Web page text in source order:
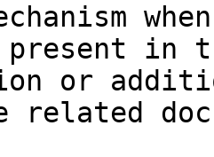
in
or